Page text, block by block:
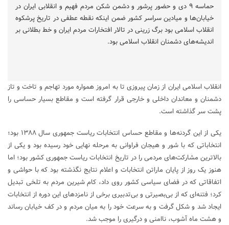
حماسه ۹ دی و حضور پرشور و دشمن شکن مردم فهیم و انقلابی ایران در
خیابان‌ها و میادین سراسر کشور ضمن اینکه نقطه عطفی در تاریخ پرشکوه
انقلاب اسلامی بود برگ زرینی در تالار افتخارات مردم ایران و خط بطلانی بر
اندیشه‌های دشمنان انقلاب اسلامی بود.
انقلاب اسلامی ایران از زمان پیروزی تا به امروز همواره مورد تهاجم و تاخت و تاز
دشمنان و معاندان داخلی و خارجی قرار گرفته است و مقاطع بسیار حساسی را
پشت سر گذاشته است.
یکی از این گردنه‌ها و مقاطع حساس انتخابات ریاست جمهوری سال ۱۳۸۸ بود؛
انتخاباتی که با شور و هیجان فراوانی به مرحله نهایی خود رسیده بود و یکی از
بالاترین مشارکت‌های مردمی را در تاریخ انتخابات ریاست جمهوری کشور بود؛ اما
هنوز یک روز از پایان ماراتن انتخابات و اعلام نتایج نگذشته بود که با حواشی و
اتفاقاتی که در فضای سیاسی کشور روی داد، کام شیرین مردم به تلخی تبدیل
کرد؛ فتنه‌ای که از بی‌بصیرتی و بی‌تدبیری برخی از نامزد‌های این دوره از انتخابات
ایجاد شد و شکل گرفت و به سرعت خود را به میان مردم و در کف خیابان رساند
و هشت ماه آشوب، ناامنی و درگیری را موجب شد.